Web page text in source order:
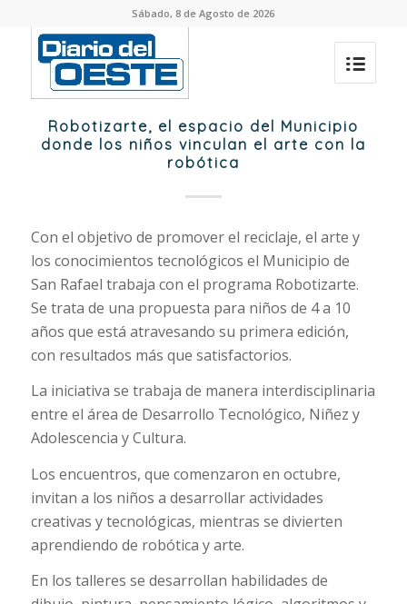
Sábado, 8 de Agosto de 2026
Robotizarte, el espacio del Municipio
donde los niños vinculan el arte con la
robótica
Con el objetivo de promover el reciclaje, el arte y
los conocimientos tecnológicos el Municipio de
San Rafael trabaja con el programa Robotizarte.
Se trata de una propuesta para niños de 4 a 10
años que está atravesando su primera edición,
con resultados más que satisfactorios.
La iniciativa se trabaja de manera interdisciplinaria
entre el área de Desarrollo Tecnológico, Niñez y
Adolescencia y Cultura.
Los encuentros, que comenzaron en octubre,
invitan a los niños a desarrollar actividades
creativas y tecnológicas, mientras se divierten
aprendiendo de robótica y arte.
En los talleres se desarrollan habilidades de